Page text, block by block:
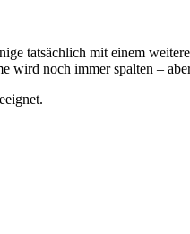
tatsächlich mit einem
noch immer spalten –